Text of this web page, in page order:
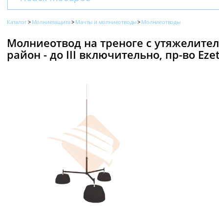
Каталог Молниезащита Мачты и молниеотводы Молниеотводы
Молниеотвод на треноге с
район - до III включительно, пр-во